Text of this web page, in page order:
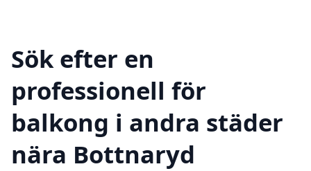
Sök efter en
professionell för
balkong i andra städer
nära Bottnaryd